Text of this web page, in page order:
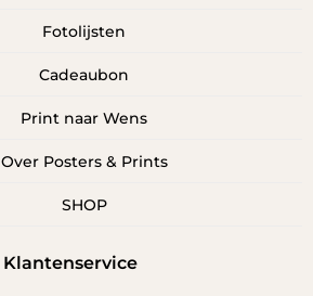
Fotolijsten
Cadeaubon
Print naar Wens
Over Posters & Prints
SHOP
Klantenservice